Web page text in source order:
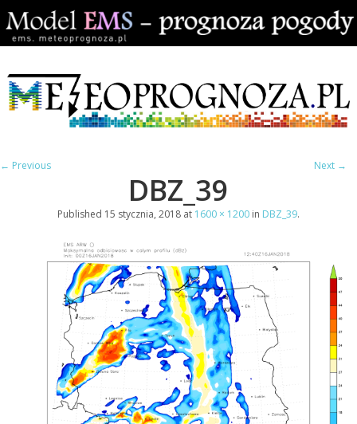
← Previous Next →
DBZ_39
Published 15 stycznia, 2018 at 1600 × 1200 in DBZ_39.